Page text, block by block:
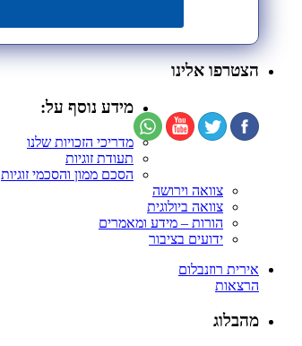
הצטרפו אלינו
מידע נוסף על:
מדריכי הזכויות שלנו
תעודת זוגיות
הסכם ממון והסכמי זוגיות
צוואה וירושה
צוואה ביולוגית
הורות – מידע ומאמרים
ידועים בציבור
אירית רוזנבלום
הרצאות
מהבלוג